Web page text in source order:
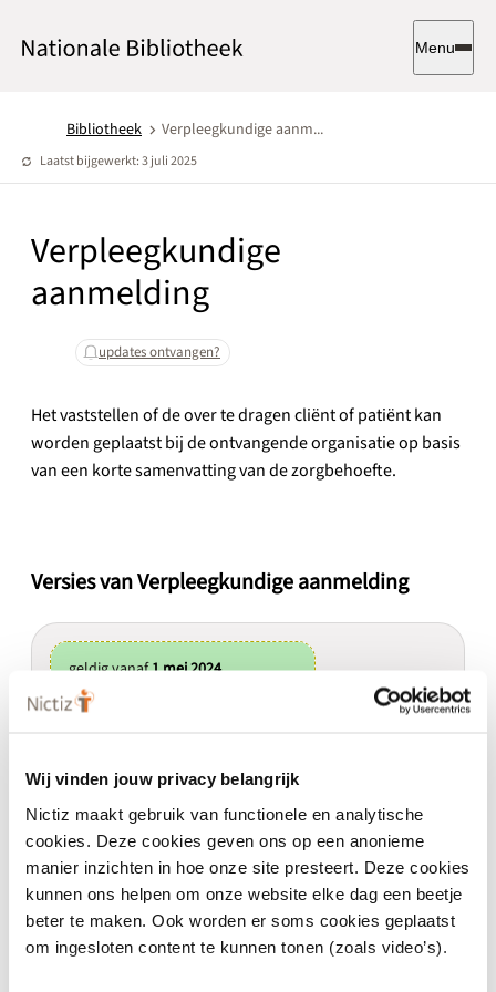
Wij vinden jouw privacy belangrijk
Nictiz maakt gebruik van functionele en analytische
cookies. Deze cookies geven ons op een anonieme
manier inzichten in hoe onze site presteert. Deze cookies
kunnen ons helpen om onze website elke dag een beetje
beter te maken. Ook worden er soms cookies geplaatst
om ingesloten content te kunnen tonen (zoals video’s).
Menu
Bibliotheek Verpleegkundige aanm...
Laatst bijgewerkt: 3 juli 2025
Verpleegkundige
aanmelding
updates ontvangen?
Het vaststellen of de over te dragen cliënt of patiënt kan
worden geplaatst bij de ontvangende organisatie op basis
van een korte samenvatting van de zorgbehoefte.
Versies van Verpleegkundige aanmelding
geldig vanaf1 mei 2024
Ontwerpversie Hele
eOverdracht (HeO)
(voorheen 4.1.0-alpha.2)
In Ontwikkeling